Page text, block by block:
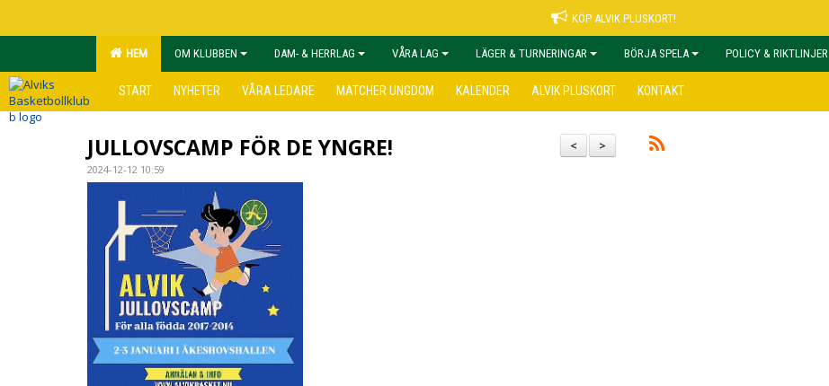
KÖP ALVIK PLUSKORT!
HEM OM KLUBBEN DAM- & HERRLAG VÅRA LAG LÄGER & TURNERINGAR BÖRJA SPELA POLICY & RIKTLINJER
START NYHETER VÅRA LEDARE MATCHER UNGDOM KALENDER ALVIK PLUSKORT KONTAKT
>
<
JULLOVSCAMP FÖR DE YNGRE!
2024-12-12 10:59